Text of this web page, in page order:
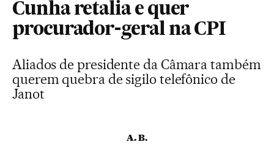
Cunha retalia e quer
procurador-geral na CPI
Aliados de presidente da Câmara também
querem quebra de sigilo telefônico de
Janot
A. B.